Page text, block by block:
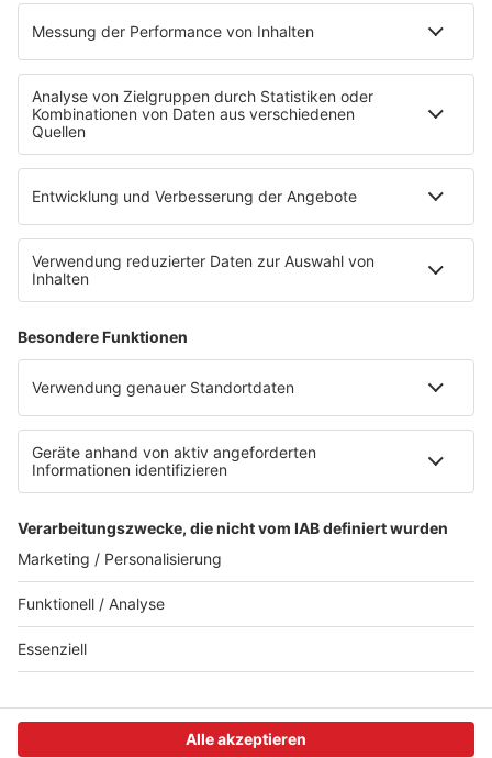
Weggehtipps
Jobbörse
Tipps und Tricks
B2B / Mediadaten
App
Datenschutzerklärung
Kontakt
Impressum
Privacy Settings
WETTER
SAARLAND
FREITAG
11-27°